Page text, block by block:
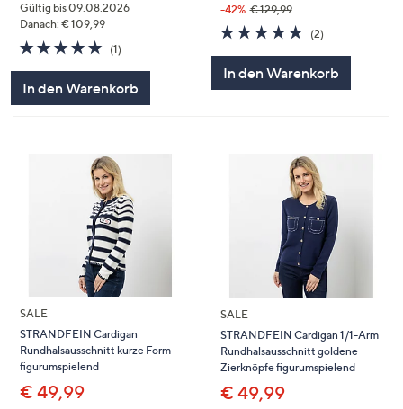
Gültig bis 09.08.2026
Danach: € 109,99
5.0
von
(1)1
In den Warenkorb
-42% € 129,99
5.0
von
(2)2
In den Warenkorb
SALE
STRANDFEIN Cardigan
Rundhalsausschnitt kurze Form
figurumspielend
€ 49,99
SALE
STRANDFEIN Cardigan 1/1-Arm
Rundhalsausschnitt goldene
Zierknöpfe figurumspielend
€ 49,99